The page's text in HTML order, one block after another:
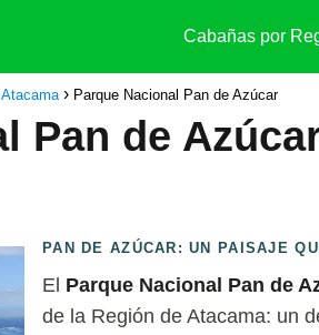
Cabañas por
Parque Nacional Pan de Azúcar
Pan de
PAN DE AZÚCAR: UN PAISAJE
El Parque Nacional Pan de
de la Región de Atacama: un